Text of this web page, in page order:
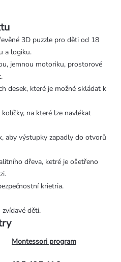
3D puzzle pro děti od 18
a logiku.
jemnou motoriku, prostorové
desek, které je možné skládat k
na které lze navlékat
aby výstupky zapadly do otvorů
dřeva, ketré je ošetřeno
krietria.
děti.
Montessori program